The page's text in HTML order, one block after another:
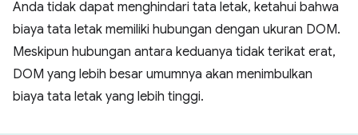
Anda tidak dapat menghindari tata letak, ketahui bahwa
biaya tata letak memiliki hubungan dengan ukuran DOM.
Meskipun hubungan antara keduanya tidak terikat erat,
DOM yang lebih besar umumnya akan menimbulkan
biaya tata letak yang lebih tinggi.